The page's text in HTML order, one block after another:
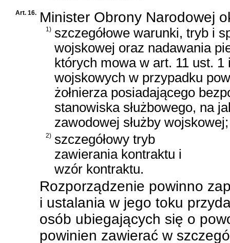
Art. 16. Minister Obrony Narodowej
1) szczegółowe warunki, tryb i
wojskowej oraz nadawania
których mowa w art. 11 ust.
wojskowych w przypadku
żołnierza posiadającego
stanowiska służbowego, na
zawodowej służby wojskowej;
2) szczegółowy tryb
zawierania kontraktu i
wzór kontraktu.
Rozporządzenie powinno
i ustalania w jego toku
osób ubiegających się o
powinien zawierać w